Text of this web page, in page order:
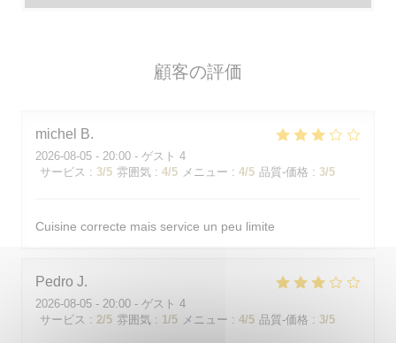
顧客の評価
michel B
2026-08-05 - 20:00 - ゲスト 4
サービス : 3/5 雰囲気 : 4/5 メニュー : 4/5 品質-価格 : 3/5
Cuisine correcte mais service un peu limite
Pedro J
2026-08-05 - 20:00 - ゲスト 4
サービス : 2/5 雰囲気 : 1/5 メニュー : 4/5 品質-価格 : 3/5